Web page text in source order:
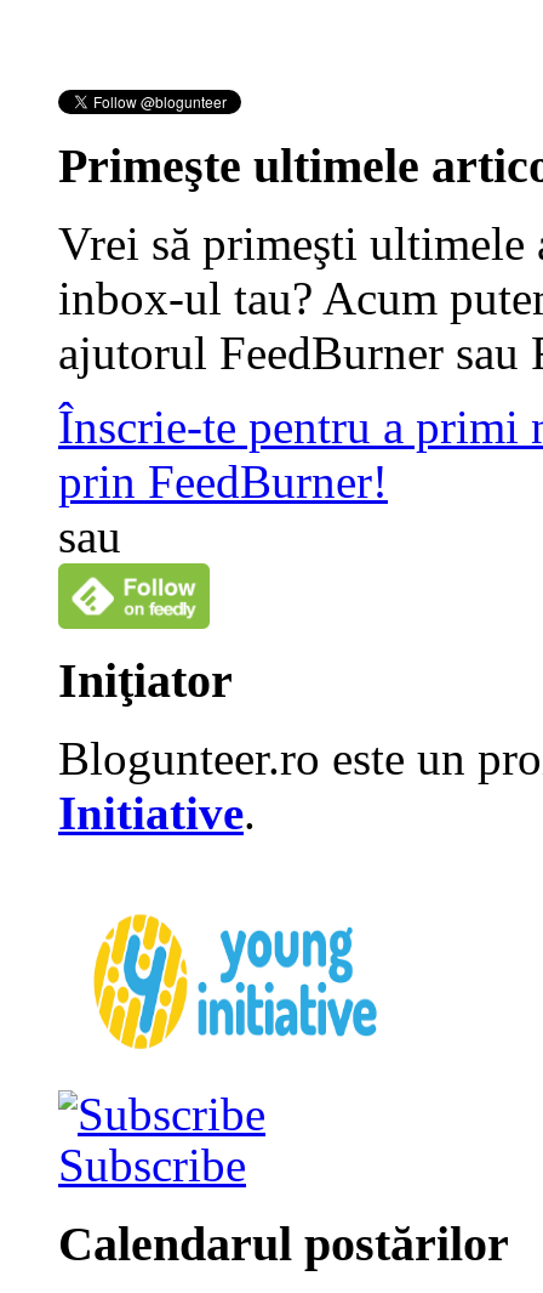
Primeşte ultimele
Vrei să primeşti
inbox-ul tau? Acum
ajutorul FeedBurner sau
Înscrie-te pentru a primi
prin FeedBurner!
sau
Iniţiator
Blogunteer.ro este un
Initiative.
Subscribe
Calendarul postărilor